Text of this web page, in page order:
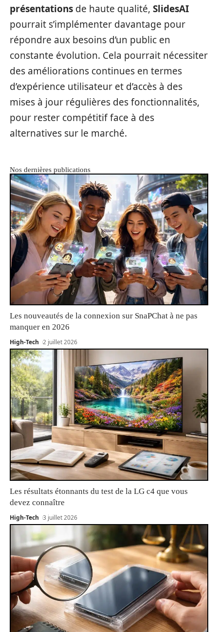
présentations de haute qualité, SlidesAI
pourrait s’implémenter davantage pour
répondre aux besoins d’un public en
constante évolution. Cela pourrait nécessiter
des améliorations continues en termes
d’expérience utilisateur et d’accès à des
mises à jour régulières des fonctionnalités,
pour rester compétitif face à des
alternatives sur le marché.
Nos dernières publications
Les nouveautés de la connexion sur SnaPChat à ne pas
manquer en 2026
High-Tech 2 juillet 2026
Les résultats étonnants du test de la LG c4 que vous
devez connaître
High-Tech 3 juillet 2026